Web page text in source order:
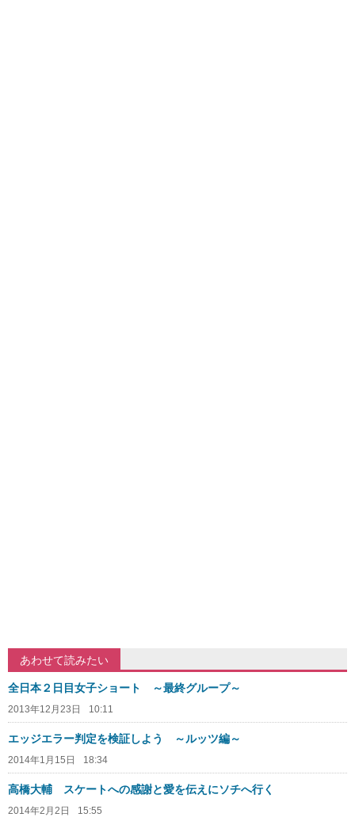
あわせて読みたい
全日本２日目女子ショート ～最終グループ～
2013年12月23日 10:11
エッジエラー判定を検証しよう ～ルッツ編～
2014年1月15日 18:34
高橋大輔 スケートへの感謝と愛を伝えにソチへ行く
2014年2月2日 15:55